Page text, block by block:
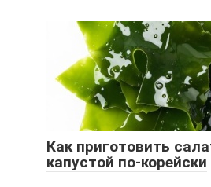
Как приготовить
капустой по-корейски